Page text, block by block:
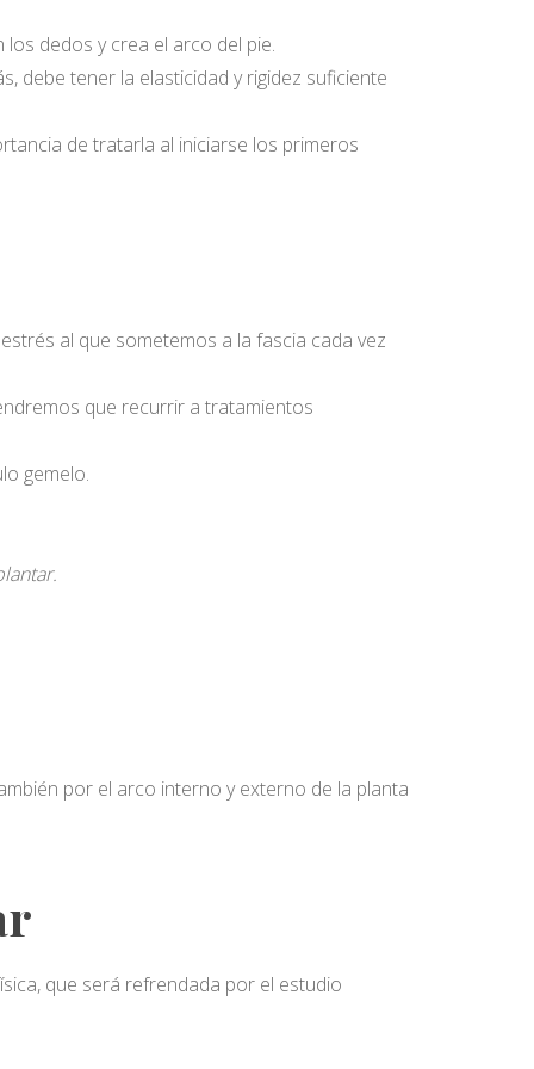
dedos y crea el arco del pie.
debe tener la elasticidad y rigidez suficiente
de tratarla al iniciarse los primeros
al que sometemos a la fascia cada vez
que recurrir a tratamientos
gemelo.
por el arco interno y externo de la planta
que será refrendada por el estudio